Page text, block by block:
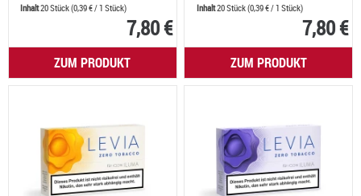
Inhalt20 Stück(0,39 €/ 1 Stück)
7,80 €
ZUM PRODUKT
Inhalt20 Stück(0,39 €/ 1 Stück)
7,80 €
ZUM PRODUKT